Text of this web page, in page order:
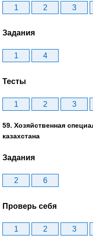
1 2 3
Задания
1 4
Тесты
1 2 3
59. Хозяйственная
казахстана
Задания
2 6
Проверь себя
1 2 3